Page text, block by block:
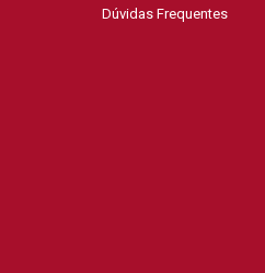
Dúvidas Frequentes